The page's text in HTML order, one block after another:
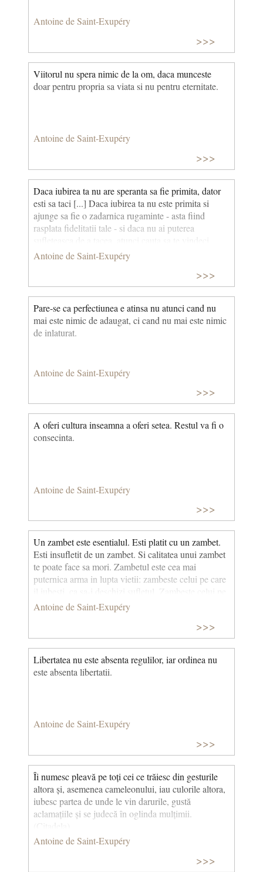
Antoine de Saint-Exupéry
>>>
Viitorul nu spera nimic de la om, daca munceste
doar pentru propria sa viata si nu pentru eternitate.
Antoine de Saint-Exupéry
>>>
Daca iubirea ta nu are speranta sa fie primita, dator
esti sa taci [...] Daca iubirea ta nu este primita si
ajunge sa fie o zadarnica rugaminte - asta fiind
rasplata fidelitatii tale - si daca nu ai puterea
sufleteasca de a tacea, atunci cauta sa te vindeci,
daca dai peste vreun medic priceput in asa ceva.
Caci iubirea nu trebuie confundata cu sclavia inimii.
Iubirea care se roaga este frumoasa, dar cea care
implora este dragoste de sluga.
Antoine de Saint-Exupéry
>>>
Pare-se ca perfectiunea e atinsa nu atunci cand nu
mai este nimic de adaugat, ci cand nu mai este nimic
de inlaturat.
Antoine de Saint-Exupéry
>>>
A oferi cultura inseamna a oferi setea. Restul va fi o
consecinta.
Antoine de Saint-Exupéry
>>>
Un zambet este esentialul. Esti platit cu un zambet.
Esti insufletit de un zambet. Si calitatea unui zambet
te poate face sa mori. Zambetul este cea mai
puternica arma in lupta vietii: zambeste celui pe care
il iubesti, ca sa-i deschizi sufletul. Zambeste celui pe
care nu-l iubesti, ca sa nu simta raceala; zambeste
celui care te jigneste, ca sa nu simta ca te doare.
Antoine de Saint-Exupéry
>>>
Libertatea nu este absenta regulilor, iar ordinea nu
este absenta libertatii.
Antoine de Saint-Exupéry
>>>
Îi numesc pleavă pe toți cei ce trăiesc din gesturile
altora și, asemenea cameleonului, iau culorile altora,
iubesc partea de unde le vin darurile, gustă
aclamațiile și se judecă în oglinda mulțimii.
Antoine de Saint-Exupéry
>>>